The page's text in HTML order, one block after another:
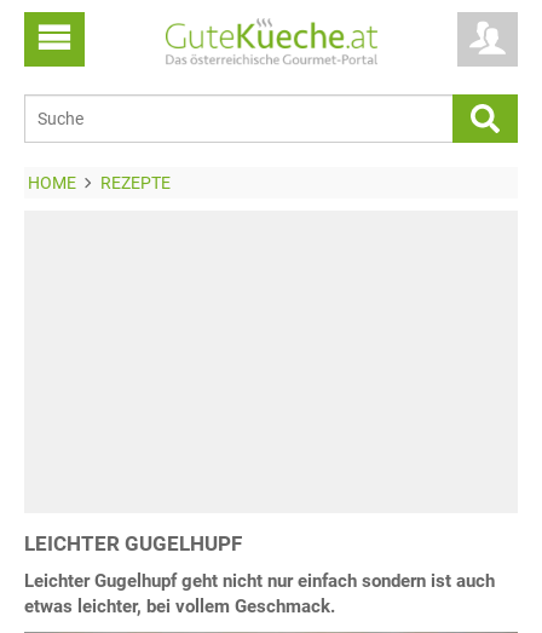
HOME REZEPTE
LEICHTER GUGELHUPF
Leichter Gugelhupf geht nicht nur einfach sondern ist auch
etwas leichter, bei vollem Geschmack.